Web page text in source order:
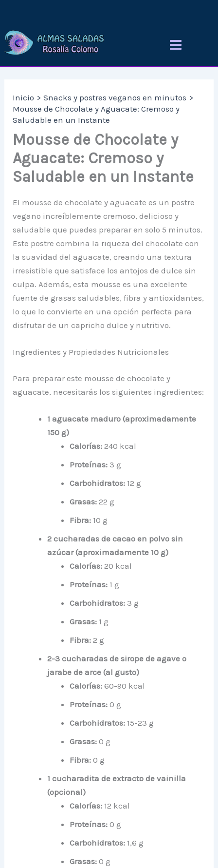
contenido
Inicio
Snacks y postres veganos en minutos
Mousse de Chocolate y Aguacate: Cremoso y
Saludable en un Instante
Mousse de Chocolate y
Aguacate: Cremoso y
Saludable en un Instante
El mousse de chocolate y aguacate es un postre
vegano increíblemente cremoso, delicioso y
saludable que puedes preparar en solo 5 minutos.
Este postre combina la riqueza del chocolate con
la suavidad del aguacate, creando una textura
irresistible que satisface los antojos de dulce sin
culpa. Además, esta mousse es una excelente
fuente de grasas saludables, fibra y antioxidantes,
lo que lo convierte en una opción perfecta para
disfrutar de un capricho dulce y nutritivo.
Ingredientes y Propiedades Nutricionales
Para preparar este mousse de chocolate y
aguacate, necesitarás los siguientes ingredientes:
1 aguacate maduro (aproximadamente
150 g)
Calorías:240 kcal
Proteínas:3 g
Carbohidratos:12 g
Grasas:22 g
Fibra:10 g
2 cucharadas de cacao en polvo sin
azúcar (aproximadamente 10 g)
Calorías:20 kcal
Proteínas:1 g
Carbohidratos:3 g
Grasas:1 g
Fibra:2 g
2-3 cucharadas de sirope de agave o
jarabe de arce (al gusto)
Calorías:60-90 kcal
Proteínas:0 g
Carbohidratos:15-23 g
Grasas:0 g
Fibra:0 g
1 cucharadita de extracto de vainilla
(opcional)
Calorías:12 kcal
Proteínas:0 g
Carbohidratos:1,6 g
Grasas:0 g